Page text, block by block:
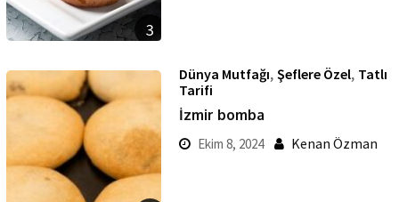
3
Dünya Mutfağı, Şeflere Özel, Tatlı
Tarifi
İzmir bomba
Ekim 8, 2024 Kenan Özman